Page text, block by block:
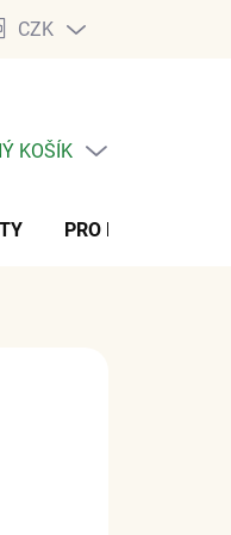
CZK
KOŠÍK
PRO MUŽE